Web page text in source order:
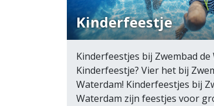
Kinderfeestje
Kinderfeestjes bij Zwembad de
Kinderfeestje? Vier het bij
Waterdam! Kinderfeestjes bij
Waterdam zijn feestjes voor